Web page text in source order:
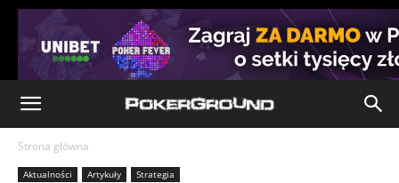
Strona główna
Aktualności Artykuły Strategia